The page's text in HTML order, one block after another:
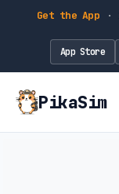
Get the App ·
App Store
PikaSim